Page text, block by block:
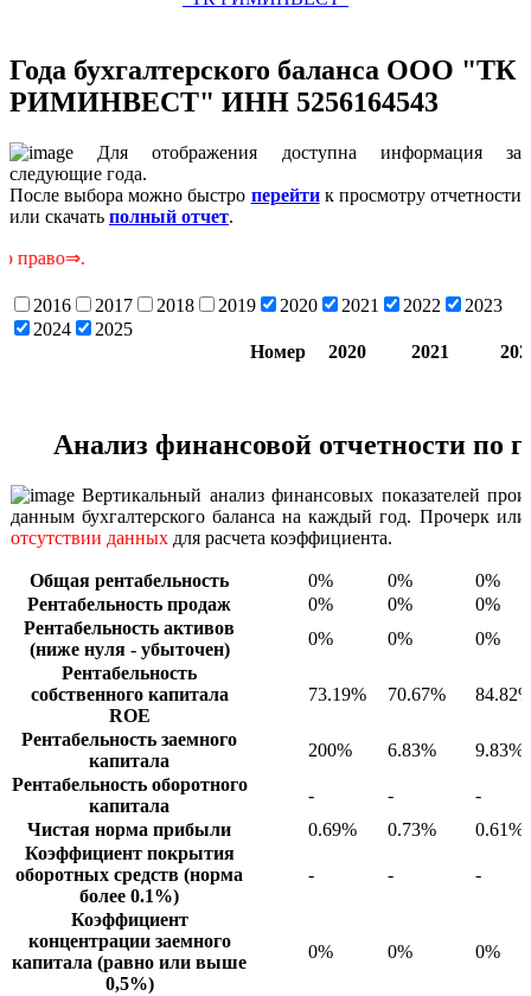
Года бухгалтерского баланса ООО "ТК
РИМИНВЕСТ" ИНН 5256164543
Для отображения доступна информация за
следующие года.
После выбора можно быстро перейтик просмотру отчетности
или скачать полный отчет.
2016 2017 2018 2019 2020 2021 2022
2023
2024
2025
Номер
2020 2021
Анализ финансовой отчетности по
Вертикальный анализ финансовых показателей
данным бухгалтерского баланса на каждый год. Прочерк или
отсутствии данных для расчета коэффициента.
Общая рентабельность 0% 0%
0%
Рентабельность продаж
0% 0%
0%
Рентабельность активов
(ниже нуля - убыточен)
0% 0%
0%
Рентабельность
собственного капитала
ROE
73.19% 70.67%
Рентабельность заемного
капитала
200% 6.83%
9.83%
Рентабельность оборотного
капитала
- -
-
Чистая норма прибыли
0.69% 0.73%
0.61%
Коэффициент покрытия
оборотных средств (норма
более 0.1%)
- - -
Коэффициент
концентрации заемного
капитала (равно или выше
0,5%)
0% 0% 0%